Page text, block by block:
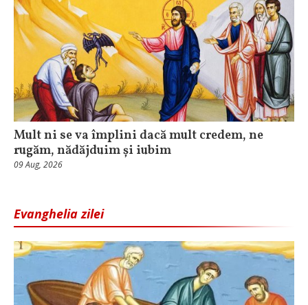
Mult ni se va împlini dacă mult credem, ne
rugăm, nădăjduim și iubim
09 Aug, 2026
Evanghelia zilei